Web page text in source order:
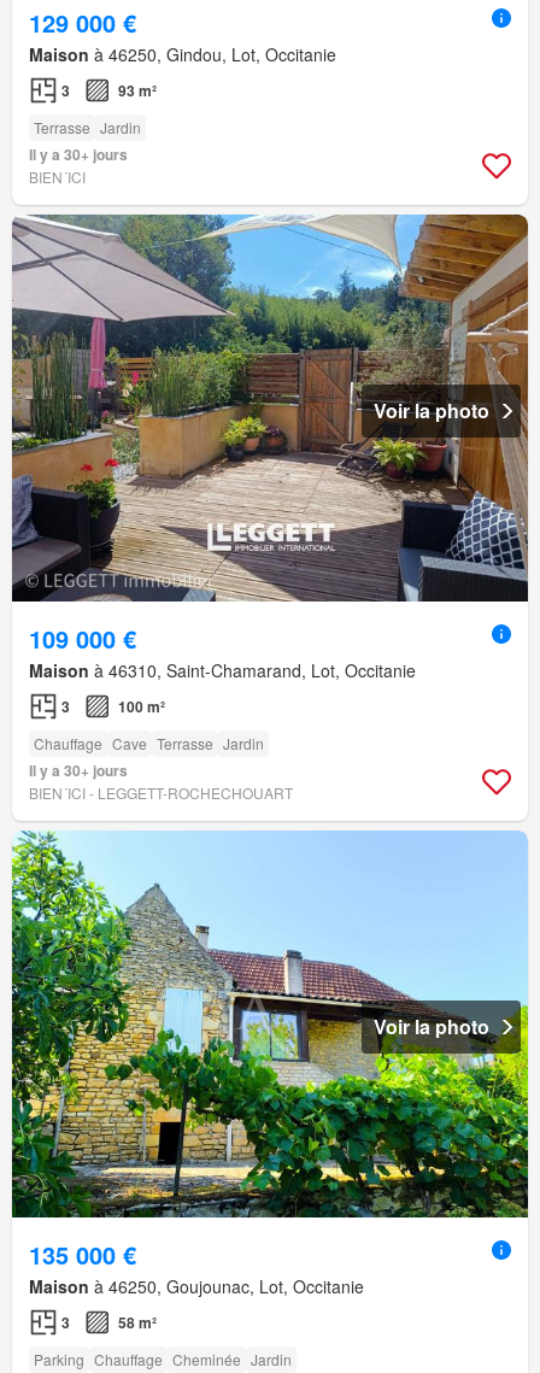
129 000 €
Maison à 46250, Gindou, Lot, Occitanie
3 93 m²
Terrasse Jardin
Il y a 30+ jours
BIEN´ICI
Voir la photo
109 000 €
Maison à 46310, Saint-Chamarand, Lot, Occitanie
3 100 m²
Chauffage Cave Terrasse Jardin
Il y a 30+ jours
BIEN´ICI - LEGGETT-ROCHECHOUART
Voir la photo
135 000 €
Maison à 46250, Goujounac, Lot, Occitanie
3 58 m²
Parking Chauffage Cheminée Jardin